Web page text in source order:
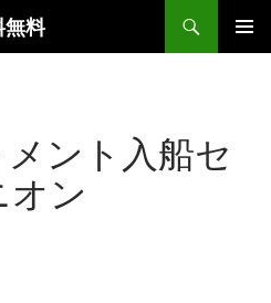
無料
ント入船セ
オン